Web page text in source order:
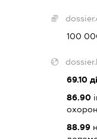
100
69.10
86.90
88.99